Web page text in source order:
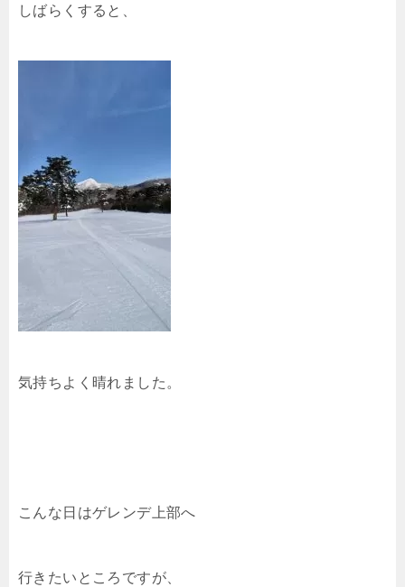
しばらくすると、
気持ちよく晴れました。
こんな日はゲレンデ上部へ
行きたいところですが、